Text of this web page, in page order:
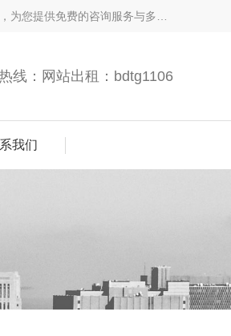
您提供免费的咨询服务与多重
线：网站出租：bdtg1106
我们